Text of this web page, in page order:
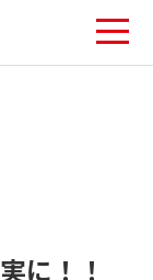
に！！